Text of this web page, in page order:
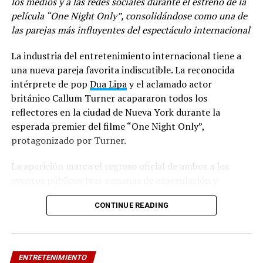
película “One Night Only”, consolidándose como una de
las parejas más influyentes del espectáculo internacional
La industria del entretenimiento internacional tiene a
una nueva pareja favorita indiscutible. La reconocida
intérprete de pop Dua Lipay el aclamado actor
británico Callum Turner acapararon todos los
reflectores en la ciudad de Nueva York durante la
esperada premier del filme “One Night Only”,
protagonizado por Turner.
La aparición marca el regreso oficial de ambos a los
celebración en torno a su enlace matrimonial, el cual se
mantuvo en el centro de atención mediática por su
cámaras, la pareja derrochó complicidad, elegancia y
muestras de afecto ante la prensa apostada en la
CONTINUE READING
ENTRETENIMIENTO